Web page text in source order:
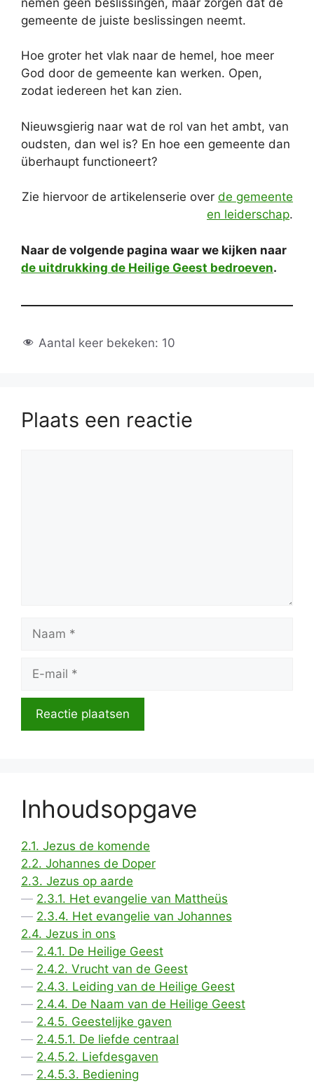
gemeente de juiste beslissingen neemt.
Hoe groter het vlak naar de hemel, hoe meer
God door de gemeente kan werken. Open,
zodat iedereen het kan zien.
Nieuwsgierig naar wat de rol van het ambt, van
oudsten, dan wel is? En hoe een gemeente dan
überhaupt functioneert?
Zie hiervoor de artikelenserie over de gemeente
en leiderschap.
Naar de volgende pagina waar we kijken naar
de uitdrukking de Heilige Geest bedroeven.
Aantal keer bekeken: 10
Plaats een reactie
mail
Inhoudsopgave
2.1. Jezus de komende
2.2. Johannes de Doper
2.3. Jezus op aarde
2.3.1. Het evangelie van Mattheüs
2.3.4. Het evangelie van Johannes
2.4. Jezus in ons
2.4.1. De Heilige Geest
2.4.2. Vrucht van de Geest
2.4.3. Leiding van de Heilige Geest
2.4.4. De Naam van de Heilige Geest
2.4.5. Geestelijke gaven
2.4.5.1. De liefde centraal
2.4.5.2. Liefdesgaven
2.4.5.3. Bediening